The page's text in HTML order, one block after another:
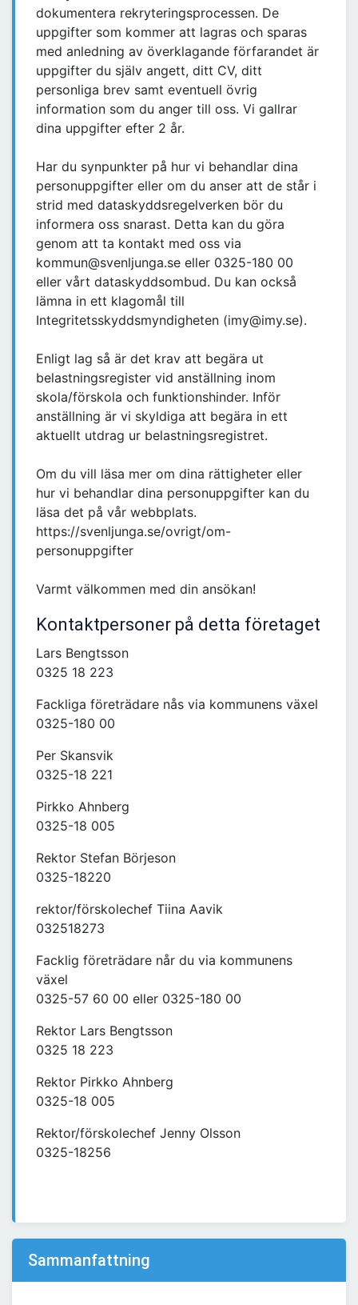
dokumentera rekryteringsprocessen. De
uppgifter som kommer att lagras och sparas
med anledning av överklagande förfarandet är
uppgifter du själv angett, ditt CV, ditt
personliga brev samt eventuell övrig
information som du anger till oss. Vi gallrar
dina uppgifter efter 2 år.
Har du synpunkter på hur vi behandlar dina
personuppgifter eller om du anser att de står i
strid med dataskyddsregelverken bör du
informera oss snarast. Detta kan du göra
genom att ta kontakt med oss via
kommun@svenljunga.se eller 0325-180 00
eller vårt dataskyddsombud. Du kan också
lämna in ett klagomål till
Integritetsskyddsmyndigheten (imy@imy.se).
Enligt lag så är det krav att begära ut
belastningsregister vid anställning inom
skola/förskola och funktionshinder. Inför
anställning är vi skyldiga att begära in ett
aktuellt utdrag ur belastningsregistret.
Om du vill läsa mer om dina rättigheter eller
hur vi behandlar dina personuppgifter kan du
läsa det på vår webbplats.
https://svenljunga.se/ovrigt/om-
personuppgifter
Varmt välkommen med din ansökan!
Kontaktpersoner på detta företaget
Lars Bengtsson
0325 18 223
Fackliga företrädare nås via kommunens växel
0325-180 00
Per Skansvik
0325-18 221
Pirkko Ahnberg
0325-18 005
Rektor Stefan Börjeson
0325-18220
rektor/förskolechef Tiina Aavik
032518273
Facklig företrädare når du via kommunens
växel
0325-57 60 00 eller 0325-180 00
Rektor Lars Bengtsson
0325 18 223
Rektor Pirkko Ahnberg
0325-18 005
Rektor/förskolechef Jenny Olsson
0325-18256
Sammanfattning